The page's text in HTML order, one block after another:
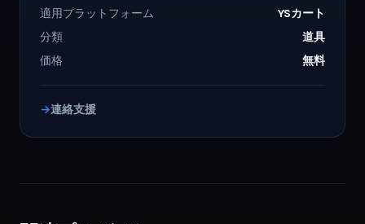
適用プラットフォーム
YSカート
分類
道具
価格
無料
連絡支援